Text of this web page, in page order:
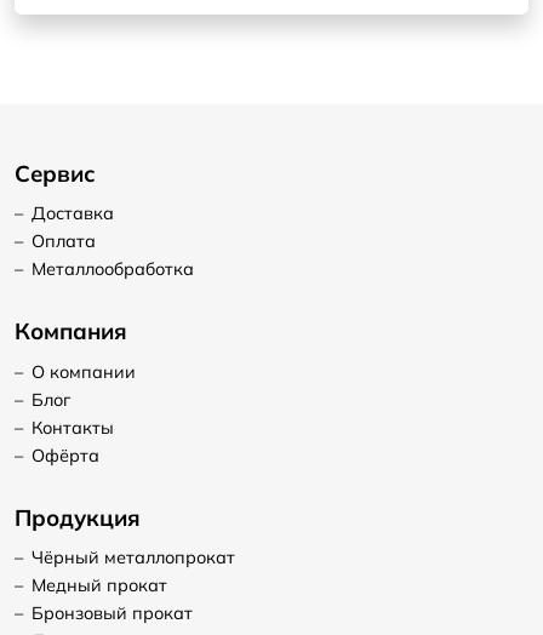
Сервис
– Доставка
– Оплата
– Металлообработка
Компания
– О компании
– Блог
– Контакты
– Офёрта
Продукция
– Чёрный металлопрокат
– Медный прокат
– Бронзовый прокат